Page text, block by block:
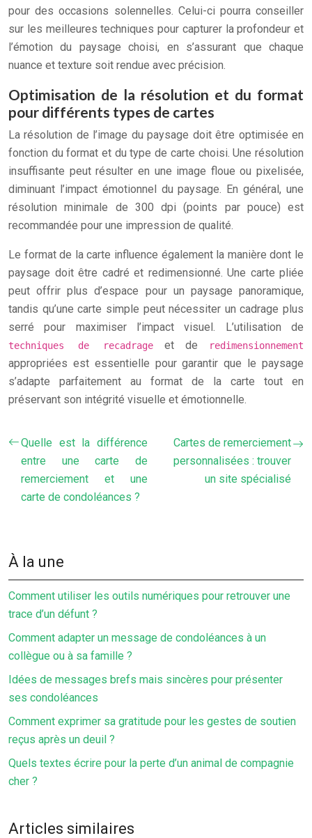
pour des occasions solennelles. Celui-ci pourra conseiller
sur les meilleures techniques pour capturer la profondeur et
l’émotion du paysage choisi, en s’assurant que chaque
nuance et texture soit rendue avec précision.
Optimisation de la résolution et du format
pour différents types de cartes
La résolution de l’image du paysage doit être optimisée en
fonction du format et du type de carte choisi. Une résolution
insuffisante peut résulter en une image floue ou pixelisée,
diminuant l’impact émotionnel du paysage. En général, une
résolution minimale de 300 dpi (points par pouce) est
recommandée pour une impression de qualité.
Le format de la carte influence également la manière dont le
paysage doit être cadré et redimensionné. Une carte pliée
peut offrir plus d’espace pour un paysage panoramique,
tandis qu’une carte simple peut nécessiter un cadrage plus
serré pour maximiser l’impact visuel. L’utilisation de
techniques de recadrage et de redimensionnement
appropriées est essentielle pour garantir que le paysage
s’adapte parfaitement au format de la carte tout en
préservant son intégrité visuelle et émotionnelle.
Quelle est la différence
entre une carte de
remerciement et une
carte de condoléances ?
Cartes de remerciement
personnalisées : trouver
un site spécialisé
À la une
Comment utiliser les outils numériques pour retrouver une
trace d’un défunt ?
Comment adapter un message de condoléances à un
collègue ou à sa famille ?
Idées de messages brefs mais sincères pour présenter
ses condoléances
Comment exprimer sa gratitude pour les gestes de soutien
reçus après un deuil ?
Quels textes écrire pour la perte d’un animal de compagnie
cher ?
Articles similaires